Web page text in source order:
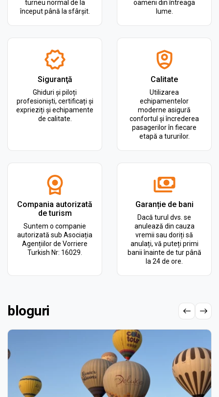
turneu normal de la
început până la sfârșit.
oameni din întreaga
lume.
Siguranţă
Ghiduri și piloți
profesioniști, certificați și
exprieziți și echipamente
de calitate.
Calitate
Utilizarea
echipamentelor
moderne asigură
confortul și încrederea
pasagerilor în fiecare
etapă a tururilor.
Compania autorizată
de turism
Suntem o companie
autorizată sub Asociația
Agențiilor de Vorriere
Turkish Nr: 16029.
Garanție de bani
Dacă turul dvs. se
anulează din cauza
vremii sau doriți să
anulați, vă puteți primi
banii înainte de tur până
la 24 de ore.
bloguri